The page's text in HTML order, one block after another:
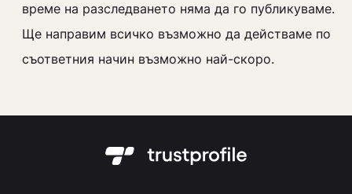
време на разследването няма да го публикуваме.
Ще направим всичко възможно да действаме по
съответния начин възможно най-скоро.